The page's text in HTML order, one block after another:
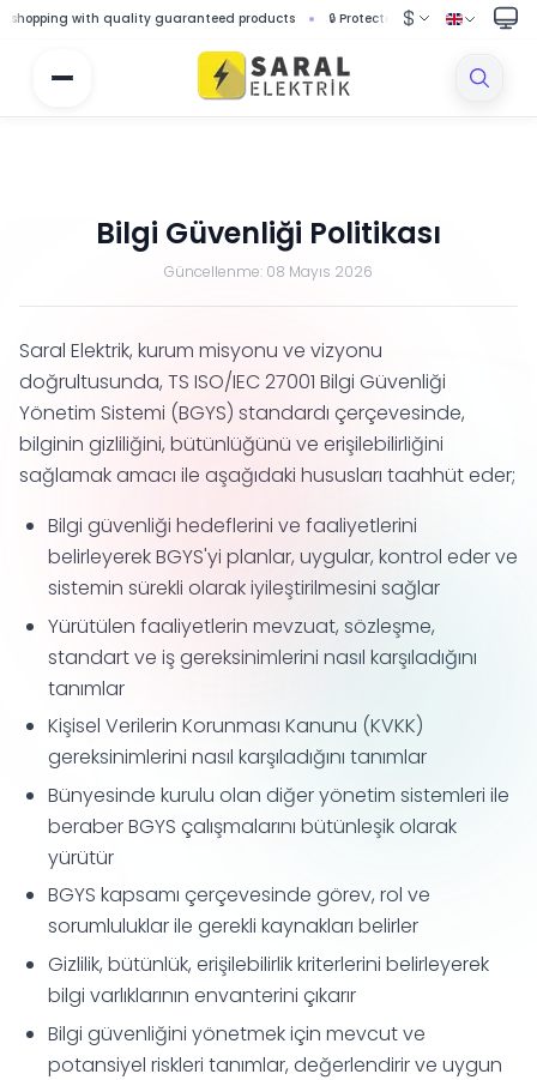
with quality guaranteed products 🔒 Protected shopping with secure
Bilgi Güvenliği Politikası
Güncellenme: 08 Mayıs 2026
Saral Elektrik, kurum misyonu ve vizyonu
doğrultusunda, TS ISO/IEC 27001 Bilgi Güvenliği
Yönetim Sistemi (BGYS) standardı çerçevesinde,
bilginin gizliliğini, bütünlüğünü ve erişilebilirliğini
sağlamak amacı ile aşağıdaki hususları taahhüt eder;
Bilgi güvenliği hedeflerini ve faaliyetlerini
belirleyerek BGYS'yi planlar, uygular, kontrol eder ve
sistemin sürekli olarak iyileştirilmesini sağlar
Yürütülen faaliyetlerin mevzuat, sözleşme,
standart ve iş gereksinimlerini nasıl karşıladığını
tanımlar
Kişisel Verilerin Korunması Kanunu (KVKK)
gereksinimlerini nasıl karşıladığını tanımlar
Bünyesinde kurulu olan diğer yönetim sistemleri ile
beraber BGYS çalışmalarını bütünleşik olarak
yürütür
BGYS kapsamı çerçevesinde görev, rol ve
sorumluluklar ile gerekli kaynakları belirler
Gizlilik, bütünlük, erişilebilirlik kriterlerini belirleyerek
bilgi varlıklarının envanterini çıkarır
Bilgi güvenliğini yönetmek için mevcut ve
potansiyel riskleri tanımlar, değerlendirir ve uygun